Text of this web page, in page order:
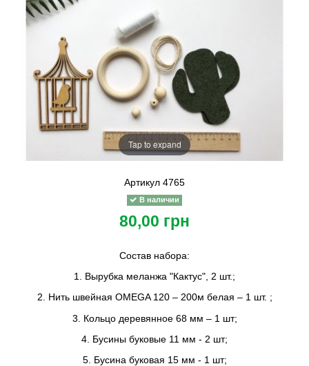
Tap to expand
Артикул 4765
В наличии
80,00 грн
Состав набора:
1. Вырубка меланжа "Кактус", 2 шт.;
2. Нить швейная OMEGA 120 – 200м белая – 1 шт. ;
3. Кольцо деревянное 68 мм – 1 шт;
4. Бусины буковые 11 мм - 2 шт;
5. Бусина буковая 15 мм - 1 шт;